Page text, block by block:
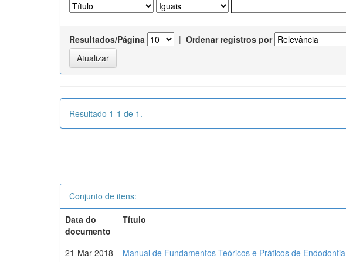
Resultados/Página | Ordenar registros por
Resultado 1-1 de 1.
Conjunto de itens:
Data do
documento
Título
21-Mar-2018 Manual de Fundamentos Teóricos e Práticos de Endodontia